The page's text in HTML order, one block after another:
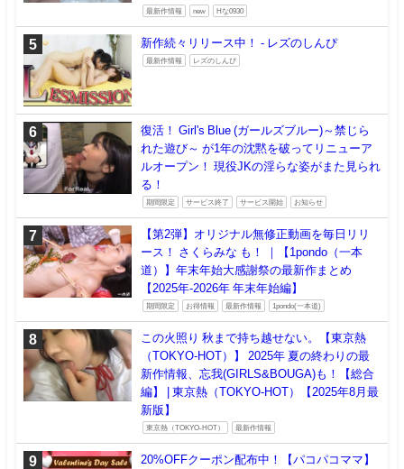
最新作情報 new Hな0930
新作続々リリース中！ - レズのしんぴ
最新作情報 レズのしんぴ
復活！ Girl's Blue (ガールズブルー)～禁じら
れた遊び～ が1年の沈黙を破ってリニューア
ルオープン！ 現役JKの淫らな姿がまた見られ
る！
期間限定 サービス終了 サービス開始 お知らせ
【第2弾】オリジナル無修正動画を毎日リリ
ース！ さくらみな も！ ｜【1pondo（一本
道）】年末年始大感謝祭の最新作まとめ
【2025年-2026年 年末年始編】
期間限定 お得情報 最新作情報 1pondo(一本道)
この火照り 秋まで持ち越せない。【東京熱
（TOKYO-HOT）】 2025年 夏の終わりの最
新作情報、忘我(GIRLS&BOUGA)も！【総合
編】 | 東京熱（TOKYO-HOT）【2025年8月最
新版】
東京熱（TOKYO-HOT） 最新作情報
20%OFFクーポン配布中！【パコパコママ】